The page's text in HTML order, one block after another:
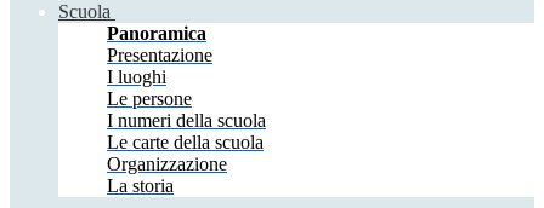
Scuola
Panoramica
Presentazione
I luoghi
Le persone
I numeri della scuola
Le carte della scuola
Organizzazione
La storia